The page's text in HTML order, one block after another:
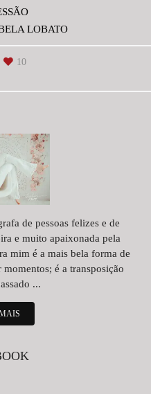
LOBATO
10
de pessoas felizes e de
e muito apaixonada pela
mim é a mais bela forma de
é a transposição
...